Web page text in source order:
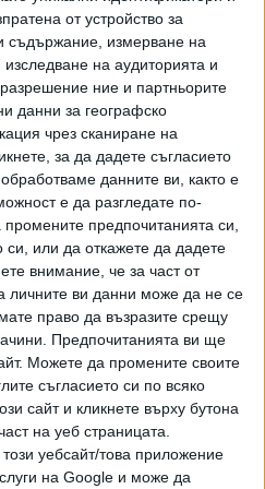
от устройство за
съдържание, измерване на
на аудиторията и
ние и партньорите
данни за географско
чрез сканиране на
за да дадете съгласието
данните ви, както е
е да разгледате по-
предпочитанията си,
си, или да откажете да дадете
внимание, че за част от
личните ви данни може да не се
право да възразите срещу
Предпочитанията ви ще
Можете да промените своите
съгласието си по всяко
сайт и кликнете върху бутона
на уеб страницата.
уебсайт/това приложение
на Google и може да
към билетите беше
разпродадено и над
решихме да изнесем
да поемем към
по-късно през годината",
Харис. "Разбира се, Саймън
зад барабаните и както
да благодарим на
посрещане, което му
етап от турнето. Винаги
фестивали, особено защото
която не идва единствено
това предизвикателство.
да се върнем на
метъл фестивали. Освен
на стадиони в Гърция,
където не успяхме да
сме се наслаждавали на